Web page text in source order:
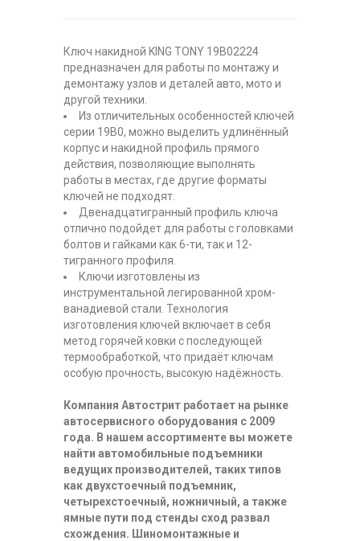
Ключ накидной KING TONY 19B02224
предназначен для работы по монтажу и
демонтажу узлов и деталей авто, мото и
другой техники.
Из отличительных особенностей ключей
серии 19B0, можно выделить удлинённый
корпус и накидной профиль прямого
действия, позволяющие выполнять
работы в местах, где другие форматы
ключей не подходят.
Двенадцатигранный профиль ключа
отлично подойдет для работы с головками
болтов и гайками как 6-ти, так и 12-
тигранного профиля.
Ключи изготовлены из
инструментальной легированной хром-
ванадиевой стали. Технология
изготовления ключей включает в себя
метод горячей ковки с последующей
термообработкой, что придаёт ключам
особую прочность, высокую надёжность.
Компания Автострит работает на рынке
автосервисного оборудования с 2009
года. В нашем ассортименте вы можете
найти автомобильные подъемники
ведущих производителей, таких типов
как двухстоечный подъемник,
четырехстоечный, ножничный, а также
ямные пути под стенды сход развал
схождения. Шиномонтажные и